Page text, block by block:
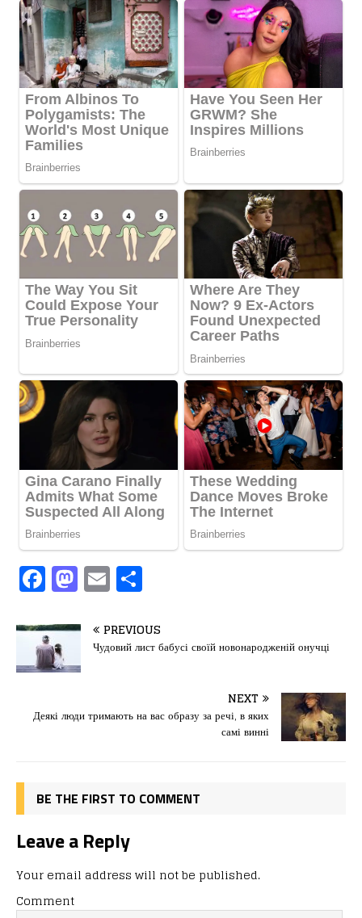
F
a
c
e
b
o
o
M
a
st
o
d
o
n
E
m
ai
l
іл
и
ис
я
PREVIOUS
Чудовий лист бабусі своїй новонародженій онучці
NEXT
Деякі люди тримають на вас образу за речі, в яких
самі винні
BE THE FIRST TO COMMENT
Leave a Reply
Your email address will not be published.
Comment